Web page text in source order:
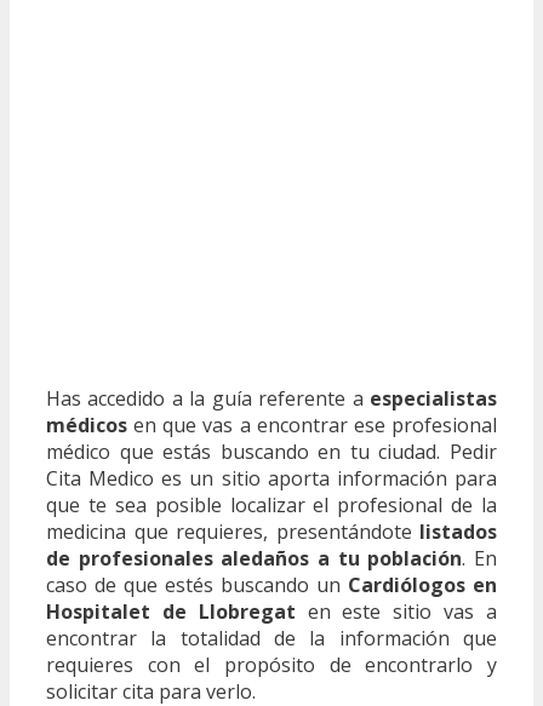
Has accedido a la guía referente a especialistas
médicos en que vas a encontrar ese profesional
médico que estás buscando en tu ciudad. Pedir
Cita Medico es un sitio aporta información para
que te sea posible localizar el profesional de la
medicina que requieres, presentándote listados
de profesionales aledaños a tu población. En
caso de que estés buscando un Cardiólogos en
Hospitalet de Llobregat en este sitio vas a
encontrar la totalidad de la información que
requieres con el propósito de encontrarlo y
solicitar cita para verlo.